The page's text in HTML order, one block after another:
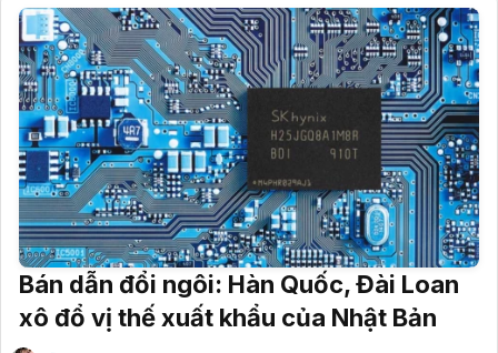
Bán dẫn đổi ngôi: Hàn Quốc, Đài Loan
xô đổ vị thế xuất khẩu của Nhật Bản